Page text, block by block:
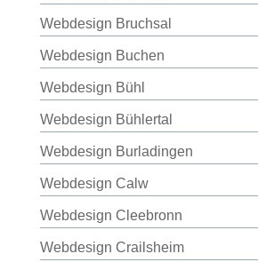
Webdesign Bruchsal
Webdesign Buchen
Webdesign Bühl
Webdesign Bühlertal
Webdesign Burladingen
Webdesign Calw
Webdesign Cleebronn
Webdesign Crailsheim